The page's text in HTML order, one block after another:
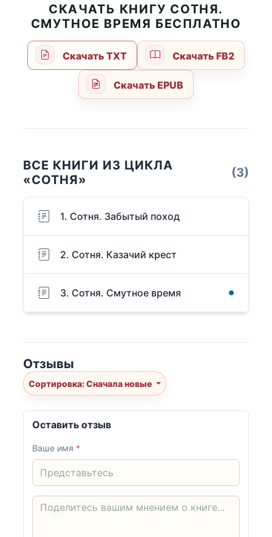
СКАЧАТЬ КНИГУ СОТНЯ.
СМУТНОЕ ВРЕМЯ БЕСПЛАТНО
Скачать TXT Скачать FB2
Скачать EPUB
ВСЕ КНИГИ ИЗ ЦИКЛА
«СОТНЯ»
(3)
1. Сотня. Забытый поход
2. Сотня. Казачий крест
3. Сотня. Смутное время
Отзывы
Сортировка: Сначала новые
Оставить отзыв
Ваше имя *